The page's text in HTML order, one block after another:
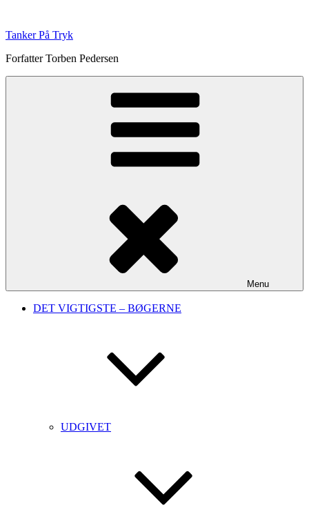
indhold
Tanker På Tryk
Forfatter Torben Pedersen
Menu
DET VIGTIGSTE – BØGERNE
UDGIVET